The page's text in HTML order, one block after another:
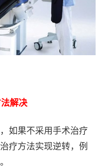
解决
如果不采用手术治疗
疗方法实现逆转，例
。